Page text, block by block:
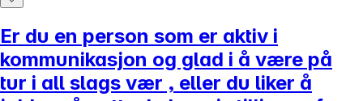
Er du en person som er aktiv i
kommunikasjon og glad i å være på
tur i all slags vær , eller du liker å